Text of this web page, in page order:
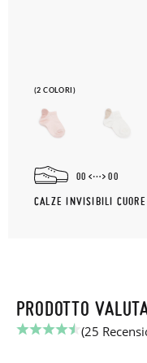
(2 COLORI)
00 00
CALZE INVISIBILI
PRODOTTO
(25